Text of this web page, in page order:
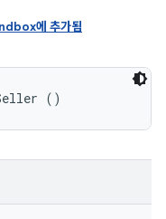
에 추가됨
()